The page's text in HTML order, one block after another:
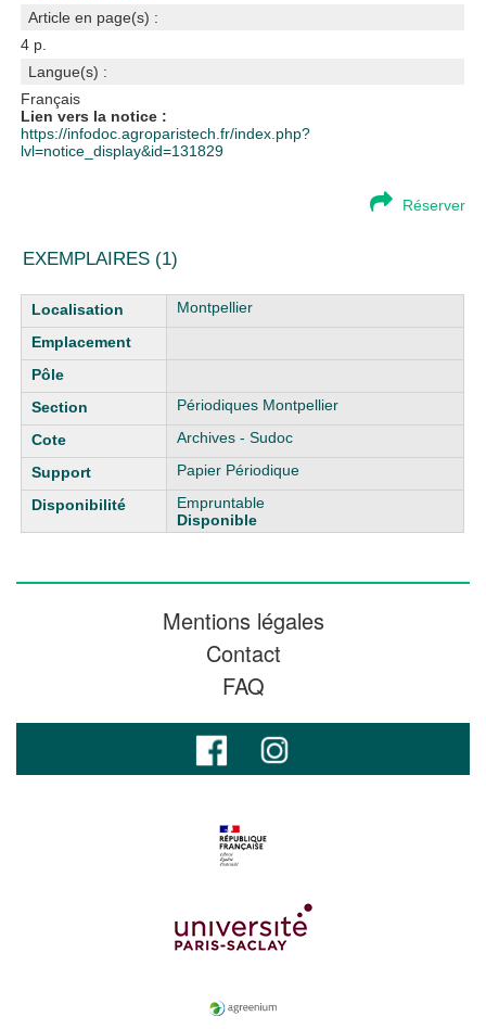
Article en page(s) :
4 p.
Langue(s) :
Français
Lien vers la notice :
https://infodoc.agroparistech.fr/index.php?
lvl=notice_display&id=131829
Réserver
EXEMPLAIRES (1)
Liste des exemplaires Montpellier
Périodiques Montpellier
Archives - Sudoc
Papier Périodique
Empruntable
Disponible
Mentions légales
Contact
FAQ